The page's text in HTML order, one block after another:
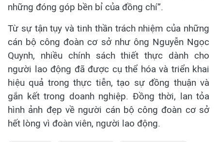
những đóng góp bền bỉ của đồng chí”.
Từ sự tận tụy và tinh thần trách nhiệm của những
cán bộ công đoàn cơ sở như ông Nguyễn Ngọc
Quynh, nhiều chính sách thiết thực dành cho
người lao động đã được cụ thể hóa và triển khai
hiệu quả trong thực tiễn, tạo sự đồng thuận và
gắn kết trong doanh nghiệp. Đồng thời, lan tỏa
hình ảnh đẹp về người cán bộ công đoàn cơ sở
hết lòng vì đoàn viên, người lao động.